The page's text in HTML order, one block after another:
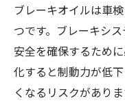
ブレーキオイルは車
つです。ブレーキシ
安全を確保するため
化すると制動力が低
くなるリスクがあり